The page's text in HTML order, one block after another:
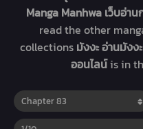
Manga Manhwa เว็บอ่า
read the other
collections มังงะ อ่านมังง
ออนไลน์is in